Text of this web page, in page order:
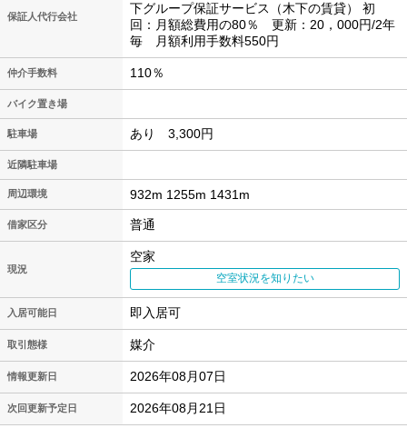
保証人代行会社
下グループ保証サービス（木下の賃貸） 初
回：月額総費用の80％ 更新：20，000円/2年
毎 月額利用手数料550円
仲介手数料 110％
バイク置き場
駐車場 あり 3,300円
近隣駐車場
周辺環境 932m 1255m 1431m
借家区分 普通
現況
空家
空室状況を知りたい
入居可能日 即入居可
取引態様 媒介
情報更新日 2026年08月07日
次回更新予定日 2026年08月21日